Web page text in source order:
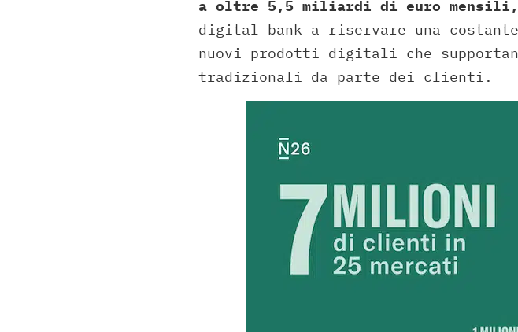
a oltre 5,5 miliardi di euro mensili,
digital bank a riservare una
nuovi prodotti digitali che
tradizionali da parte dei clienti.